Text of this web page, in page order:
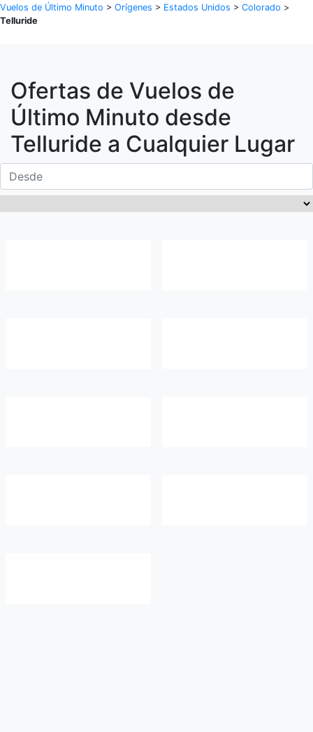
Vuelos de Último Minuto > Orígenes > Estados Unidos > Colorado >
Telluride
Ofertas de Vuelos de
Último Minuto desde
Telluride a Cualquier Lugar